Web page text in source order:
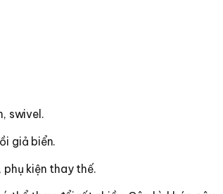
swivel.
giả biển.
phụ kiện thay thế.